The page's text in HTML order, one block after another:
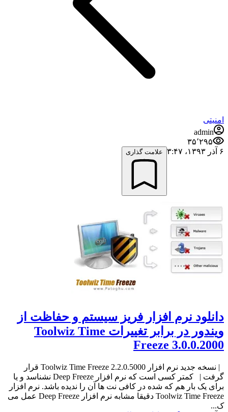
امنیتی
admin
۳۵٬۲۹۵
۶ آذر ۱۳۹۳،‏ ۳:۴۷
علامت گذاری
دانلود نرم افزار فریز سیستم و حفاظت از
ویندور در برابر تغییرات Toolwiz Time
Freeze 3.0.0.2000
| نسخه جدید نرم افزار Toolwiz Time Freeze 2.2.0.5000 قرار
گرفت | کمتر کسی است که نرم افزار Deep Freeze نشناسد و یا
برای یک بار هم که شده در کافی نت ها آن را ندیده باشد. نرم افزار
Toolwiz Time Freeze دقیقا مشابه نرم افزار Deep Freeze عمل می
ک...